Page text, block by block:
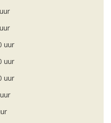
uur
uur
uur